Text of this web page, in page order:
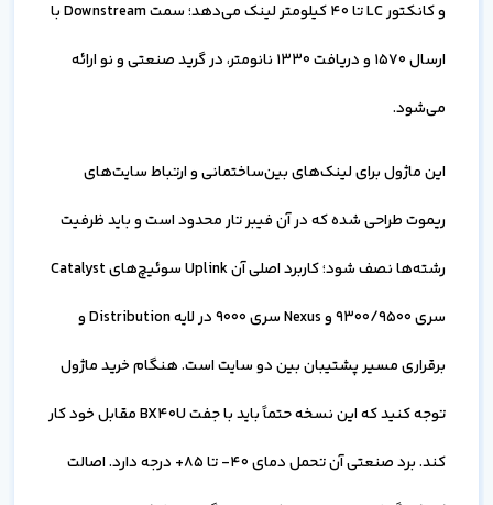
و کانکتور LC تا ۴۰ کیلومتر لینک می‌دهد؛ سمت Downstream با
ارسال ۱۵۷۰ و دریافت ۱۳۳۰ نانومتر، در گرید صنعتی و نو ارائه
می‌شود.
این ماژول برای لینک‌های بین‌ساختمانی و ارتباط سایت‌های
ریموت طراحی شده که در آن فیبر تار محدود است و باید ظرفیت
رشته‌ها نصف شود؛ کاربرد اصلی آن Uplink سوئیچ‌های Catalyst
سری 9300/9500 و Nexus سری 9000 در لایه Distribution و
برقراری مسیر پشتیبان بین دو سایت است. هنگام خرید ماژول
توجه کنید که این نسخه حتماً باید با جفت BX40U مقابل خود کار
کند. برد صنعتی آن تحمل دمای ۴۰- تا ۸۵+ درجه دارد. اصالت